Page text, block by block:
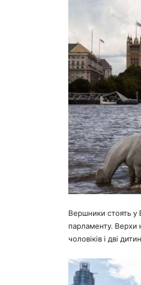
Вершники стоять у
парламенту. Верхи
чоловіків і дві